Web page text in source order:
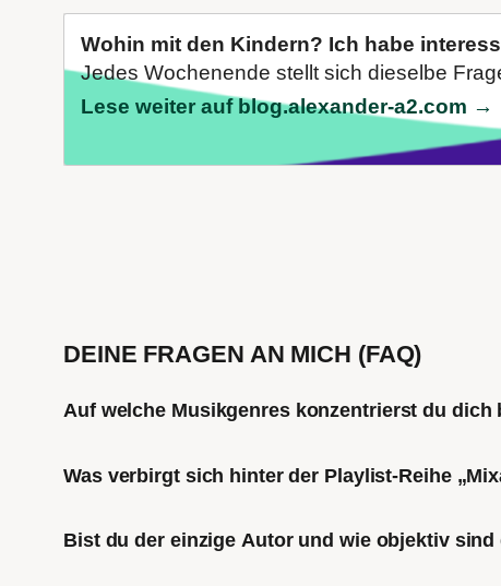
Wohin mit den Kindern? Ich habe
Jedes Wochenende stellt sich dieselbe
Lese weiter auf blog.alexander-a2.com →
DEINE FRAGEN AN MICH (FAQ)
Auf welche Musikgenres konzentrierst du dich
Was verbirgt sich hinter der Playlist-Reihe
Bist du der einzige Autor und wie objektiv sind